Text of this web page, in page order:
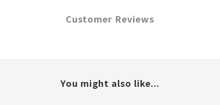
Customer Reviews
You might also like...